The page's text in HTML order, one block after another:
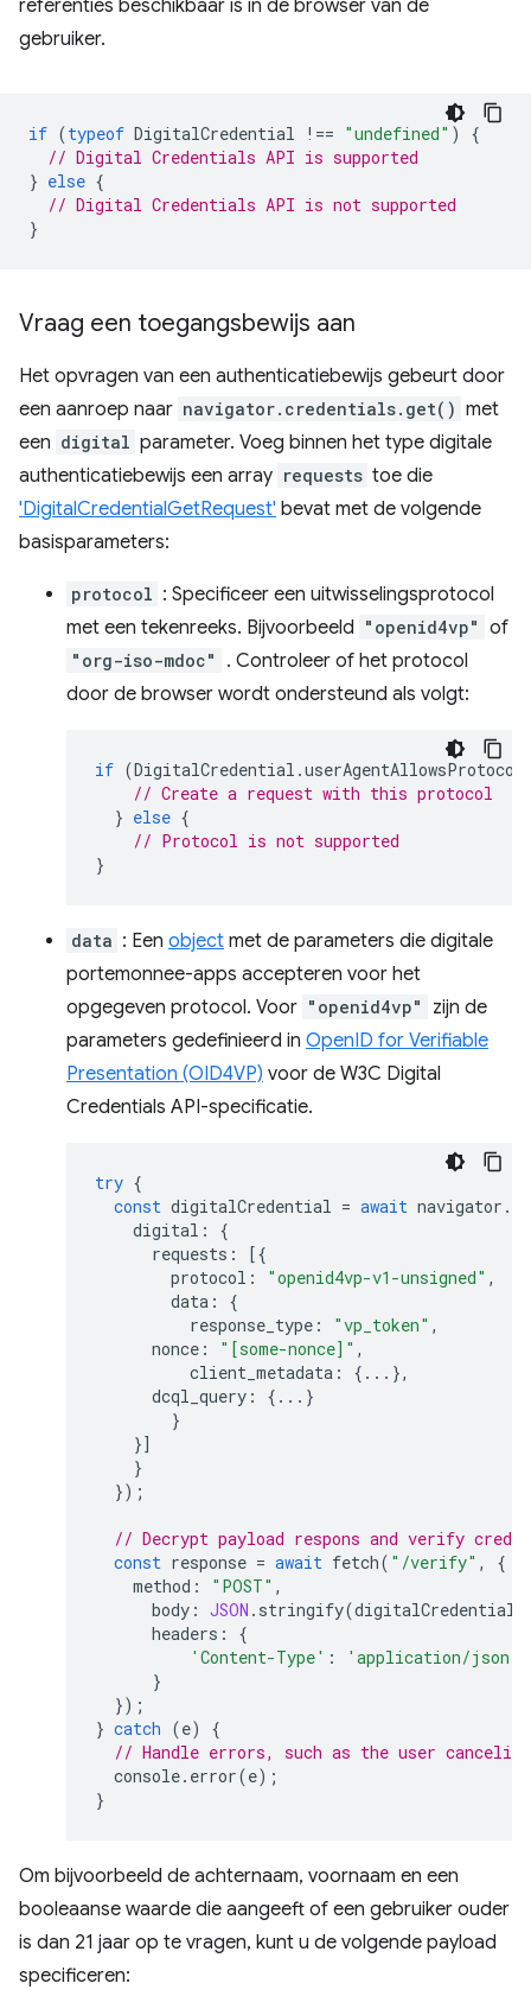
referenties beschikbaar is in de browser van de
gebruiker.
if (typeof DigitalCredential !== "undefined" )
{
// Digital Credentials API is supported
} else {
// Digital Credentials API is not supported
}
Vraag een toegangsbewijs aan
Het opvragen van een authenticatiebewijs gebeurt door
een aanroep naar navigator.credentials.get() met
een digital parameter. Voeg binnen het type digitale
authenticatiebewijs een array requests toe die
'DigitalCredentialGetRequest' bevat met de volgende
basisparameters:
protocol : Specificeer een uitwisselingsprotocol
met een tekenreeks. Bijvoorbeeld "openid4vp" of
"org-iso-mdoc"
. Controleer of het protocol
door de browser wordt ondersteund als volgt:
if (DigitalCredential .userAgentAllowsProtocol
// Create a request with this protocol
} else {
// Protocol is not supported
}
data : Een object met de parameters die digitale
portemonnee-apps accepteren voor het
opgegeven protocol. Voor "openid4vp"
zijn de
parameters gedefinieerd in OpenID for Verifiable
Presentation (OID4VP) voor de W3C Digital
Credentials API-specificatie.
try {
const digitalCredential = await navigator .
digital :
{
requests :
[{
protocol : "openid4vp-v1-unsigned" ,
data :
{
response_type : "vp_token" ,
nonce : "[some-nonce]" ,
client_metadata :
{...},
dcql_query :
{...}
}
}]
}
});
// Decrypt payload respons and verify
const response = await fetch( "/verify" ,
{
method : "POST" ,
body : JSON . stringify(digitalCredential
headers :
{
'Content-Type' :
'application/json'
}
});
} catch (e)
{
// Handle errors, such as the user
console. error(e);
}
Om bijvoorbeeld de achternaam, voornaam en een
booleaanse waarde die aangeeft of een gebruiker ouder
is dan 21 jaar op te vragen, kunt u de volgende payload
specificeren: